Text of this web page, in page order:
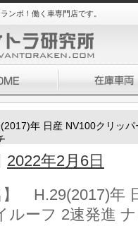
ンポ！働く車専門店です。
年 日産 NV100クリッ
2022年2月6日
】 H.29(2017)年
ルーフ 2速発進